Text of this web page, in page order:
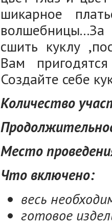
шикарное
сшить куклу
Вам
Создайте себе
Количество
Место
Что включено:
весь
готовое